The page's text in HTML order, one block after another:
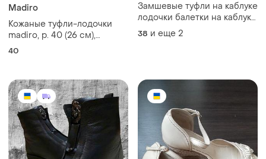
Madiro
Кожаные туфли-лодочки
madiro, р. 40 (26 см),
состояние новых 🔥
40
Замшевые туфли на каблуке
лодочки балетки на каблуке
туфли с каблуками
38 и еще 2